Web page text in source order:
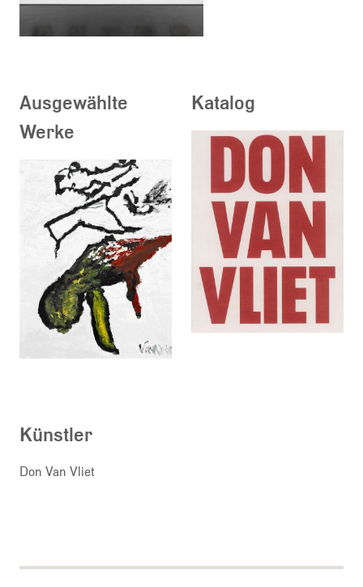
Ausgewählte
Werke
Katalog
Künstler
Don Van Vliet